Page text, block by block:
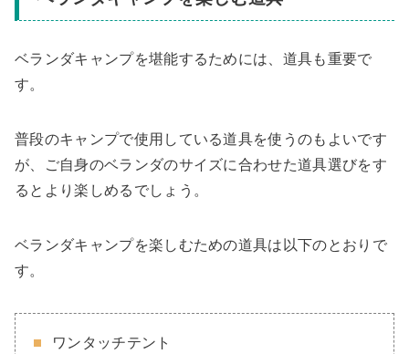
ベランダキャンプを堪能するためには、道具も重要で
す。
普段のキャンプで使用している道具を使うのもよいです
が、ご自身のベランダのサイズに合わせた道具選びをす
るとより楽しめるでしょう。
ベランダキャンプを楽しむための道具は以下のとおりで
す。
ワンタッチテント